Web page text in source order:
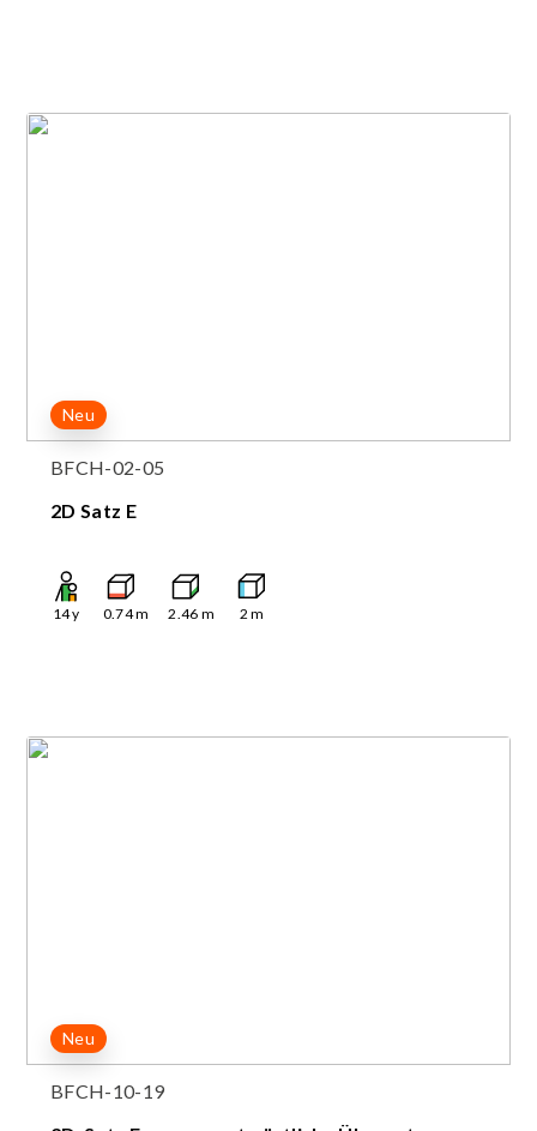
Neu
BFCH-02-05
2D Satz E
14y 0.74m 2.46 m 2 m
Neu
BFCH-10-19